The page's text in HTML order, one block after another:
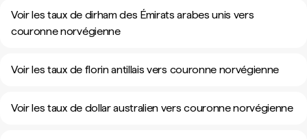
Voir les taux de dirham des Émirats arabes unis vers
couronne norvégienne
Voir les taux de florin antillais vers couronne norvégienne
Voir les taux de dollar australien vers couronne norvégienne